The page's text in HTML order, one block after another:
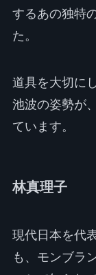
するあの独特
た。
道具を大切に
池波の姿勢が
ています。
林真理子
現代日本を代
も、モンブラ